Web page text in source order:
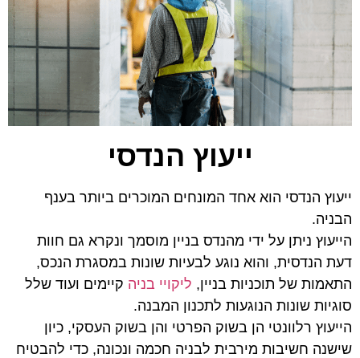
ייעוץ הנדסי
ייעוץ הנדסי הוא אחד המונחים המוכרים ביותר בענף
הבניה.
הייעוץ ניתן על ידי מהנדס בניין מוסמך ונקרא גם חוות
דעת הנדסית, והוא נוגע לבעיות שונות במסגרת הנכס,
התאמות של תוכניות בניין, ליקויי בניה קיימים ועוד שלל
סוגיות שונות הנוגעות לתכנון המבנה.
הייעוץ רלוונטי הן בשוק הפרטי והן בשוק העסקי, כיון
שישנה חשיבות מירבית לבניה חכמה ונכונה, כדי להבטיח